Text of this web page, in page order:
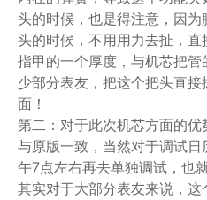
头的时候，也是得注意，因
头的时候，不用用力去扯，
指甲的一个厚度，与机芯把
少部分表友，把这个把头直
面！
第二：对于此次机芯方面的
与原版一致，当然对于调试
午7点左右再去单独调试，也
其实对于大部分表友来说，